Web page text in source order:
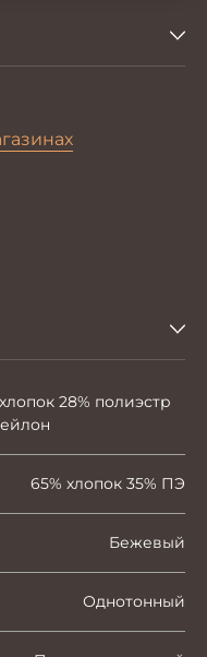
28% полиэстр
65% хлопок 35% ПЭ
Бежевый
Однотонный